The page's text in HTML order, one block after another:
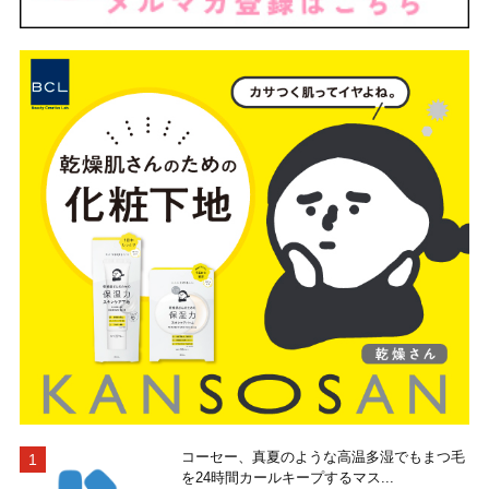
コーセー、真夏のような高温多湿でもまつ毛
を24時間カールキープするマス...